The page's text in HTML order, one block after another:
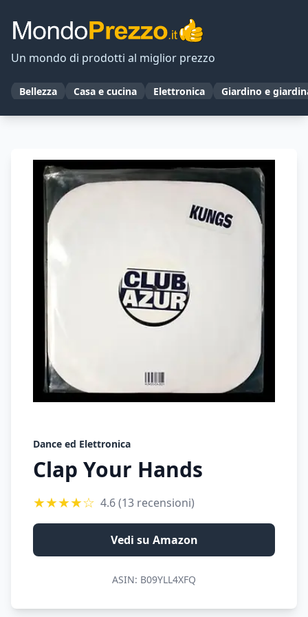
Un mondo di prodotti al miglior prezzo
Bellezza Casa e cucina Elettronica Giardino e
Dance ed Elettronica
Clap Your Hands
★★★★☆ 4.6(13 recensioni)
Vedi su Amazon
ASIN: B09YLL4XFQ